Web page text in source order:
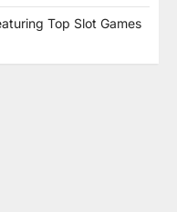
Top Slot Games